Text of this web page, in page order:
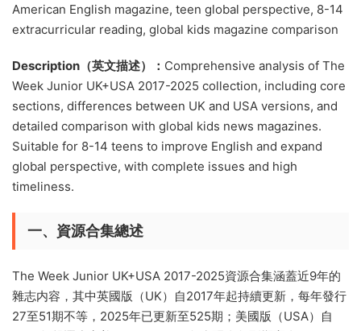
American English magazine, teen global perspective, 8-14
extracurricular reading, global kids magazine comparison
Description（英文描述）： Comprehensive analysis of The
Week Junior UK+USA 2017-2025 collection, including core
sections, differences between UK and USA versions, and
detailed comparison with global kids news magazines.
Suitable for 8-14 teens to improve English and expand
global perspective, with complete issues and high
timeliness.
一、資源合集總述
The Week Junior UK+USA 2017-2025資源合集涵蓋近9年的
雜志内容，其中英國版（UK）自2017年起持續更新，每年發行
27至51期不等，2025年已更新至525期；美國版（USA）自